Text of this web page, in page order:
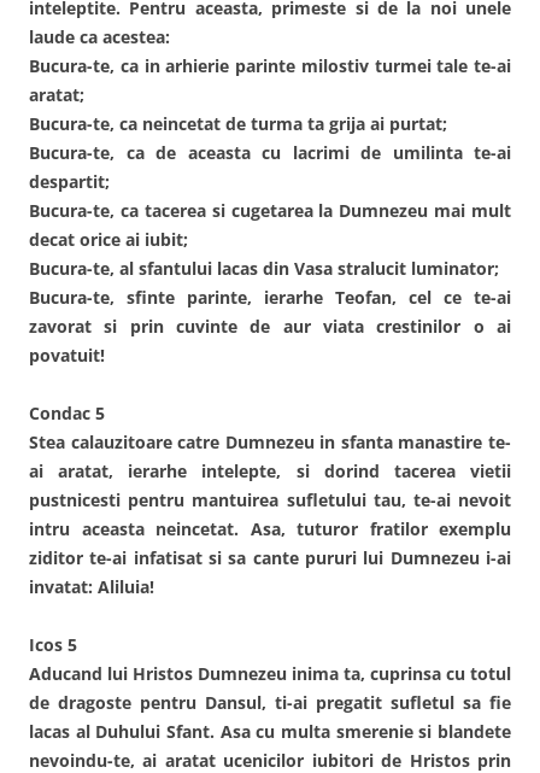
inteleptite. Pentru aceasta, primeste si de la noi unele
laude ca acestea:
Bucura-te, ca in arhierie parinte milostiv turmei tale te-ai
aratat;
Bucura-te, ca neincetat de turma ta grija ai purtat;
Bucura-te, ca de aceasta cu lacrimi de umilinta te-ai
despartit;
Bucura-te, ca tacerea si cugetarea la Dumnezeu mai mult
decat orice ai iubit;
Bucura-te, al sfantului lacas din Vasa stralucit luminator;
Bucura-te, sfinte parinte, ierarhe Teofan, cel ce te-ai
zavorat si prin cuvinte de aur viata crestinilor o ai
povatuit!
Condac 5
Stea calauzitoare catre Dumnezeu in sfanta manastire te-
ai aratat, ierarhe intelepte, si dorind tacerea vietii
pustnicesti pentru mantuirea sufletului tau, te-ai nevoit
intru aceasta neincetat. Asa, tuturor fratilor exemplu
ziditor te-ai infatisat si sa cante pururi lui Dumnezeu i-ai
invatat: Aliluia!
Icos 5
Aducand lui Hristos Dumnezeu inima ta, cuprinsa cu totul
de dragoste pentru Dansul, ti-ai pregatit sufletul sa fie
lacas al Duhului Sfant. Asa cu multa smerenie si blandete
nevoindu-te, ai aratat ucenicilor iubitori de Hristos prin